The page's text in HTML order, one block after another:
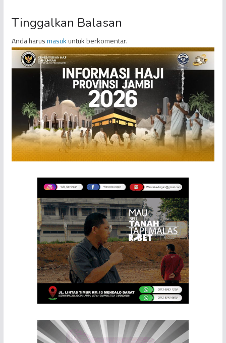
Tinggalkan Balasan
Anda harusmasukuntuk berkomentar.